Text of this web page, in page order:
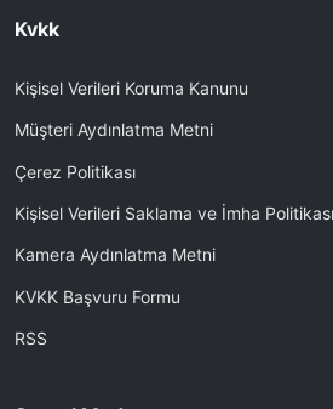
Kvkk
Kişisel Verileri Koruma Kanunu
Müşteri Aydınlatma Metni
Çerez Politikası
Kişisel Verileri Saklama ve İmha Politikası
Kamera Aydınlatma Metni
KVKK Başvuru Formu
RSS